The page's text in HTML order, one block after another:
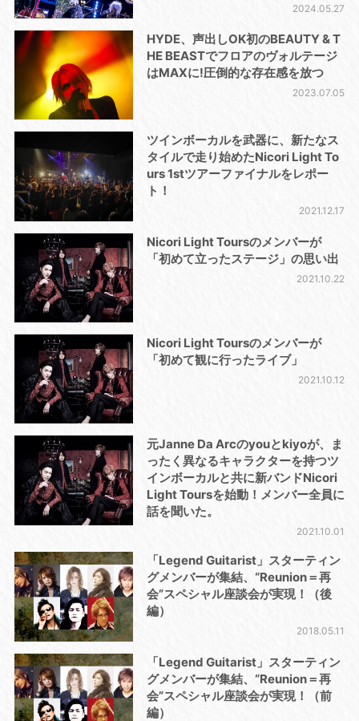
2024.05.27
HYDE、声出しOK初のBEAUTY & T
HE BEASTでフロアのヴォルテージ
はMAXに!圧倒的な存在感を放つ
2023.07.05
ツインボーカルを武器に、新たなス
タイルで走り始めたNicori Light To
urs 1stツアーファイナルをレポー
ト！
2021.12.17
Nicori Light Toursのメンバーが
「初めて立ったステージ」の思い出
2021.10.22
Nicori Light Toursのメンバーが
「初めて観に行ったライブ」
2021.10.12
元Janne Da Arcのyouとkiyoが、ま
ったく異なるキャラクターを持つツ
インボーカルと共に新バンドNicori
Light Toursを始動！メンバー全員に
話を聞いた。
2021.10.01
「Legend Guitarist」スターティン
グメンバーが集結、“Reunion＝再
会”スペシャル座談会が実現！（後
編）
2018.05.11
「Legend Guitarist」スターティン
グメンバーが集結、“Reunion＝再
会”スペシャル座談会が実現！（前
編）